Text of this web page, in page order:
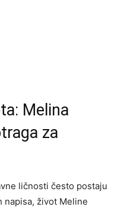
Melina
za
ličnosti često postaju
napisa, život Meline